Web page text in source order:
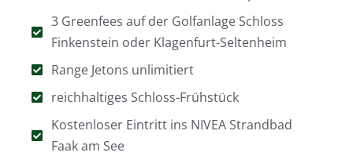
3 Greenfees auf der Golfanlage Schloss
Finkenstein oder Klagenfurt-Seltenheim
Range Jetons unlimitiert
reichhaltiges Schloss-Frühstück
Kostenloser Eintritt ins NIVEA Strandbad
Faak am See